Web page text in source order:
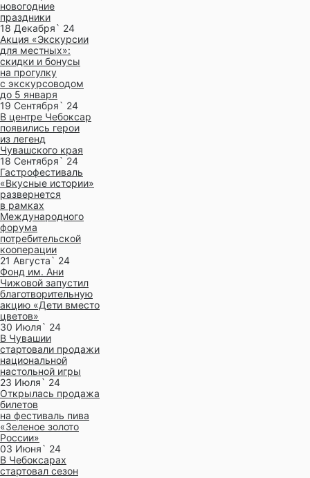
новогодние
праздники
18 Декабря` 24
Акция «Экскурсии
для местных»:
скидки и бонусы
на прогулку
с экскурсоводом
до 5 января
19 Сентября` 24
В центре Чебоксар
появились герои
из легенд
Чувашского края
18 Сентября` 24
Гастрофестиваль
«Вкусные истории»
развернется
в рамках
Международного
форума
потребительской
кооперации
21 Августа` 24
Фонд им. Ани
Чижовой запустил
благотворительную
акцию «Дети вместо
цветов»
30 Июля` 24
В Чувашии
стартовали продажи
национальной
настольной игры
23 Июля` 24
Открылась продажа
билетов
на фестиваль пива
«Зеленое золото
России»
03 Июня` 24
В Чебоксарах
стартовал сезон